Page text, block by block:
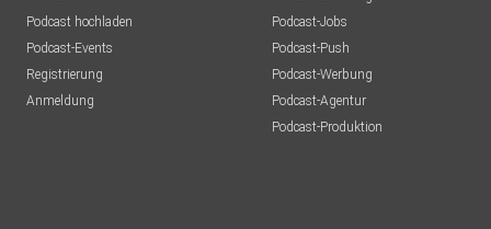
Podcast hochladen
Podcast-Events
Registrierung
Anmeldung
Podcast-Jobs
Podcast-Push
Podcast-Werbung
Podcast-Agentur
Podcast-Produktion